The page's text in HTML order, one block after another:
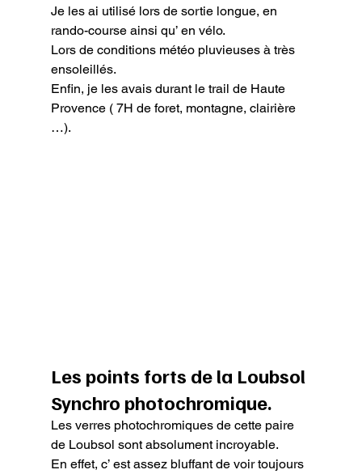
Je les ai utilisé lors de sortie longue, en
rando-course ainsi qu’ en vélo.
Lors de conditions météo pluvieuses à très
ensoleillés.
Enfin, je les avais durant le trail de Haute
Provence ( 7H de foret, montagne, clairière
…).
Les points forts de la Loubsol
Synchro photochromique.
Les verres photochromiques de cette paire
de Loubsol sont absolument incroyable.
En effet, c’ est assez bluffant de voir toujours